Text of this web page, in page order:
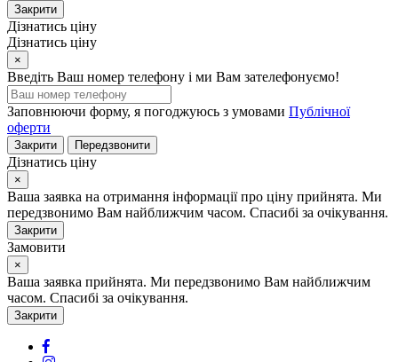
Закрити
Дізнатись ціну
Дізнатись ціну
×
Введіть Ваш номер телефону і ми Вам зателефонуємо!
Заповнюючи форму, я погоджуюсь з умовами Публічної
оферти
Закрити Передзвонити
Дізнатись ціну
×
Ваша заявка на отримання інформації про ціну прийнята. Ми
передзвонимо Вам найближчим часом. Спасибі за очікування.
Закрити
Замовити
×
Ваша заявка прийнята. Ми передзвонимо Вам найближчим
часом. Спасибі за очікування.
Закрити